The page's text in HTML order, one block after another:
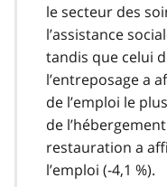
le secteur des
l’assistance
tandis que celui
l’entreposage a
de l’emploi le
de
restauration a
l’emploi (-4,1 %).